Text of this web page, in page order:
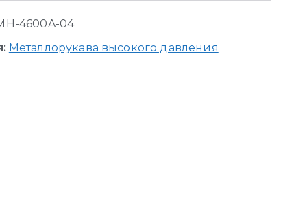
4600A-04
Металлорукава высокого давления